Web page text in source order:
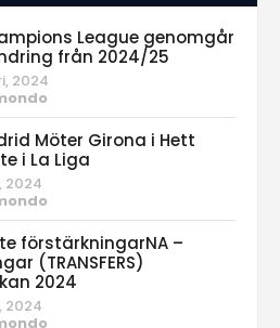
League genomgår
från 2024/25
2024
Möter Girona i Hett
i La Liga
2024
förstärkningarNA –
(TRANSFERS)
2024
2024